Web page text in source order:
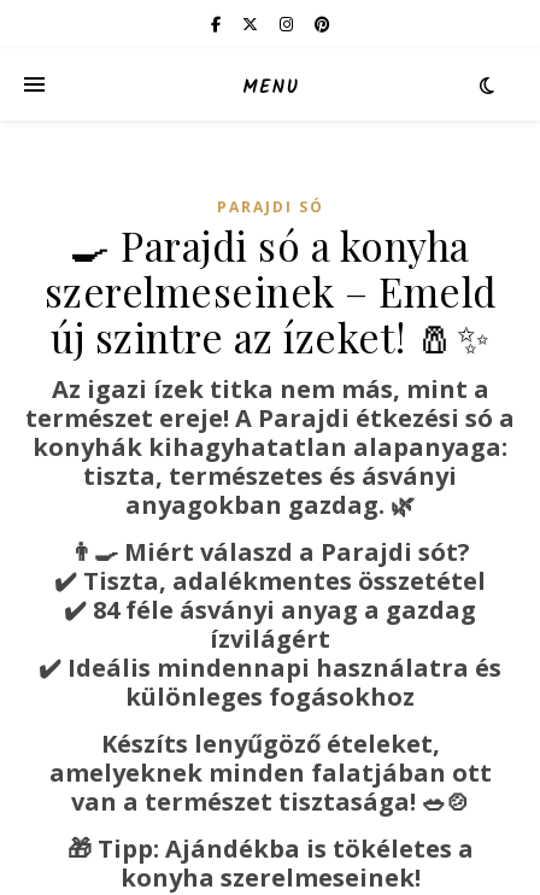
MENU
PARAJDI SÓ
🍳 Parajdi só a konyha
szerelmeseinek – Emeld
új szintre az ízeket! 🧂✨
Az igazi ízek titka nem más, mint a
természet ereje! A Parajdi étkezési só a
konyhák kihagyhatatlan alapanyaga:
tiszta, természetes és ásványi
anyagokban gazdag. 🌿
👨‍🍳 Miért válaszd a Parajdi sót?
✔️ Tiszta, adalékmentes összetétel
✔️ 84 féle ásványi anyag a gazdag
ízvilágért
✔️ Ideális mindennapi használatra és
különleges fogásokhoz
Készíts lenyűgöző ételeket,
amelyeknek minden falatjában ott
van a természet tisztasága! 🥗🍲
🎁 Tipp: Ajándékba is tökéletes a
konyha szerelmeseinek!